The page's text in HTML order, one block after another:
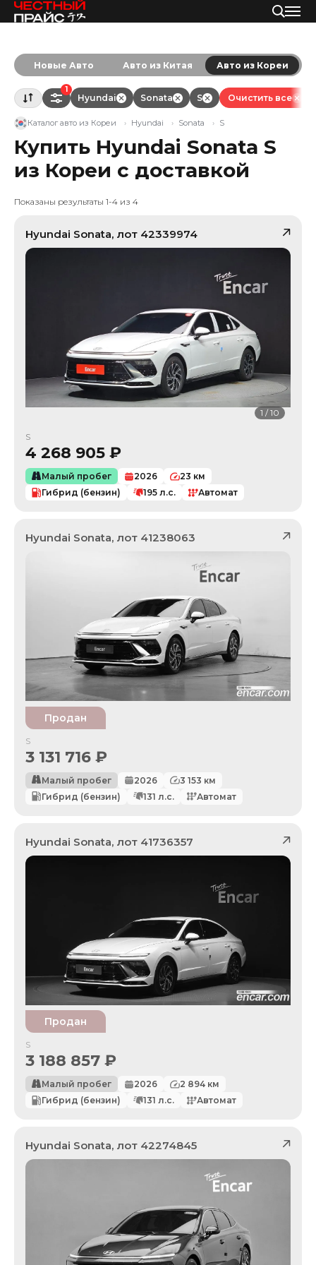
Новые Авто Авто из Китая Авто из Кореи
1
Hyundai Sonata S Очистить все
Каталог авто из Кореи Hyundai Sonata S
Купить Hyundai Sonata S
из Кореи с доставкой
Показаны результаты 1-4 из 4
Hyundai Sonata, лот 42339974
1 /10
S
4 268 905 ₽
Малый пробег 2026 23 км
Гибрид (бензин)
195 л.с. Автомат
Hyundai Sonata, лот 41238063
Продан
S
3 131 716 ₽
Малый пробег 2026 3 153 км
Гибрид (бензин)
131 л.с. Автомат
Hyundai Sonata, лот 41736357
Продан
S
3 188 857 ₽
Малый пробег 2026 2 894 км
Гибрид (бензин)
131 л.с. Автомат
Hyundai Sonata, лот 42274845